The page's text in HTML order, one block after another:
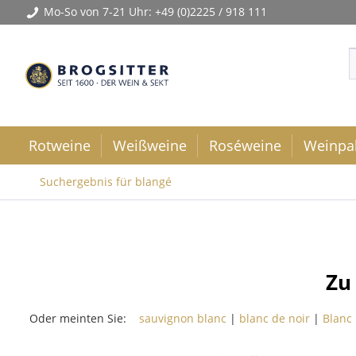
Mo-So von 7-21 Uhr: +49 (0)2225 / 918 111
Rotweine Weißweine Roséweine
Suchergebnis für blangé
Oder meinten Sie: sauvignon blanc | blanc de noir | Blanc